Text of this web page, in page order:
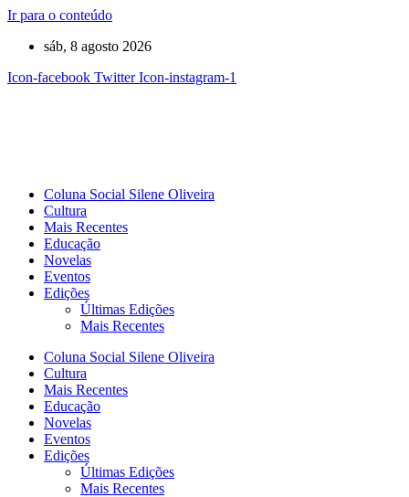
Ir para o conteúdo
sáb, 8 agosto 2026
Icon-facebook Twitter Icon-instagram-1
Coluna Social Silene Oliveira
Cultura
Mais Recentes
Educação
Novelas
Eventos
Edições
Últimas Edições
Mais Recentes
Coluna Social Silene Oliveira
Cultura
Mais Recentes
Educação
Novelas
Eventos
Edições
Últimas Edições
Mais Recentes